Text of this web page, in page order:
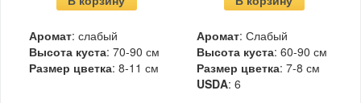
Аромат: слабый
Высота куста: 70-90 см
Размер цветка: 8-11 см
Аромат: Слабый
Высота куста: 60-90 см
Размер цветка: 7-8 см
USDA: 6